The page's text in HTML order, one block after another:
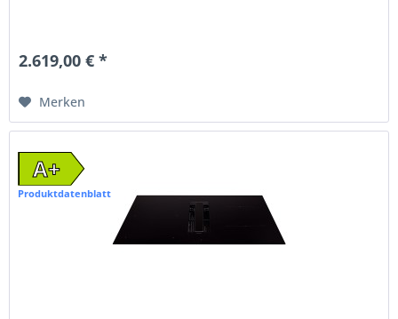
2.619,00 € *
Merken
A+
Produktdatenblatt